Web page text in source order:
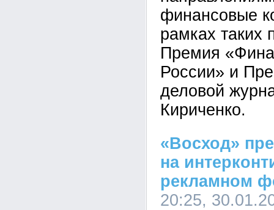
финансовые
рамках таких
Премия
России» и
деловой
Кириченко.
«Восход»
на
рекламном
20:25,